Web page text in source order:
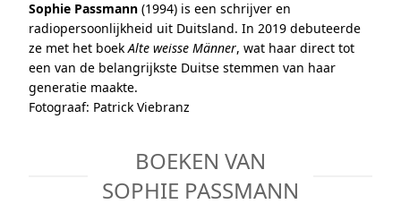
Sophie Passmann (1994) is een schrijver en
radiopersoonlijkheid uit Duitsland. In 2019 debuteerde
ze met het boek Alte weisse Männer, wat haar direct tot
een van de belangrijkste Duitse stemmen van haar
generatie maakte.
Fotograaf: Patrick Viebranz
BOEKEN VAN
SOPHIE PASSMANN